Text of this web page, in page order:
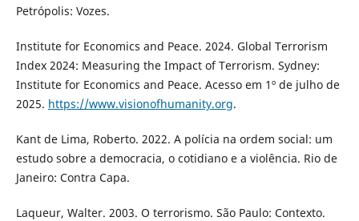
Petrópolis: Vozes.
Institute for Economics and Peace. 2024. Global Terrorism
Index 2024: Measuring the Impact of Terrorism. Sydney:
Institute for Economics and Peace. Acesso em 1º de julho de
2025. https://www.visionofhumanity.org.
Kant de Lima, Roberto. 2022. A polícia na ordem social: um
estudo sobre a democracia, o cotidiano e a violência. Rio de
Janeiro: Contra Capa.
Laqueur, Walter. 2003. O terrorismo. São Paulo: Contexto.